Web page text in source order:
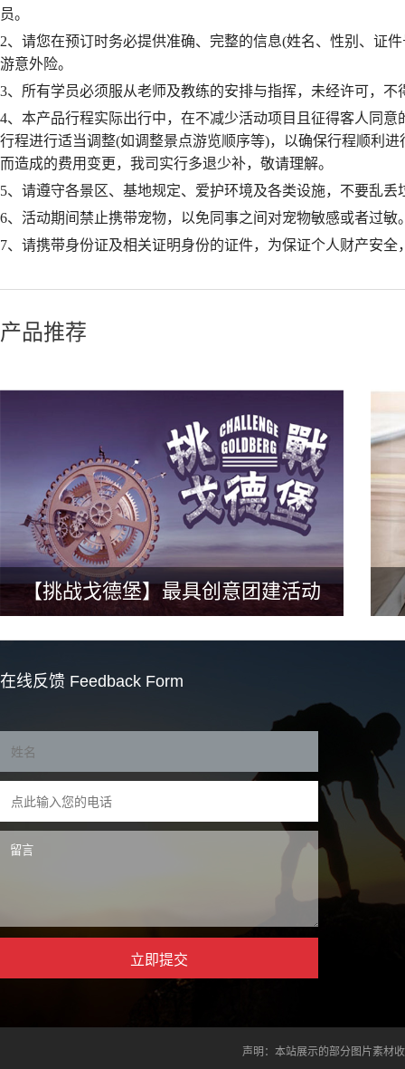
员。
2、请您在预订时务必提供准确、完整的信息(姓名、性别、证
游意外险。
3、所有学员必须服从老师及教练的安排与指挥，未经许可，
4、本产品行程实际出行中，在不减少活动项目且征得客人同
行程进行适当调整(如调整景点游览顺序等)，以确保行程顺利
而造成的费用变更，我司实行多退少补，敬请理解。
5、请遵守各景区、基地规定、爱护环境及各类设施，不要乱丢
6、活动期间禁止携带宠物，以免同事之间对宠物敏感或者过敏
7、请携带身份证及相关证明身份的证件，为保证个人财产安
产品推荐
【挑战戈德堡】最具创意团建活动
在线反馈 Feedback Form
声明：本站展示的部分图片素材